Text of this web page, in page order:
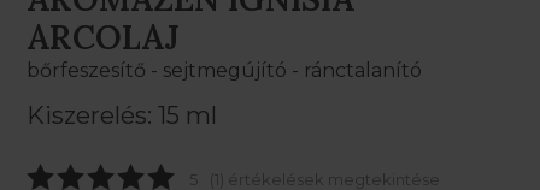
ARCOLAJ
bőrfeszesítő - sejtmegújító - ránctalanító
Kiszerelés: 15 ml
5 (1) értékelések megtekintése